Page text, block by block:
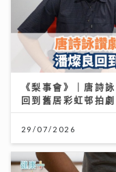
《梨事會》｜唐詩
回到舊居彩虹邨拍
29/07/2026